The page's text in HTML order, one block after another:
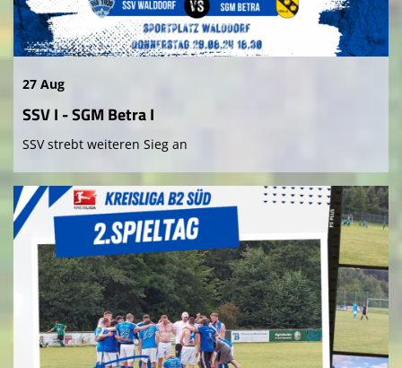
27 Aug
SSV I - SGM Betra I
SSV strebt weiteren Sieg an